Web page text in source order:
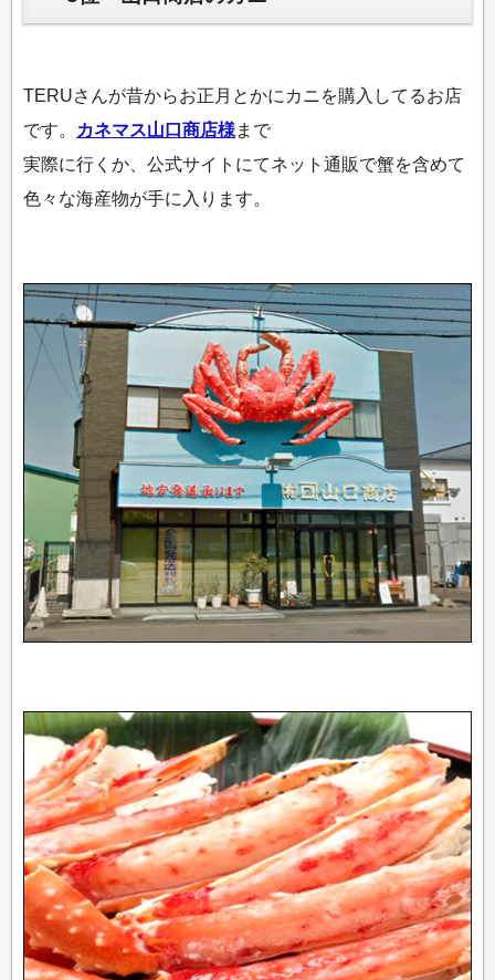
TERUさんが昔からお正月とかにカニを購入してるお店
です。
カネマス山口商店様まで
実際に行くか、公式サイトにてネット通販で蟹を含めて
色々な海産物が手に入ります。